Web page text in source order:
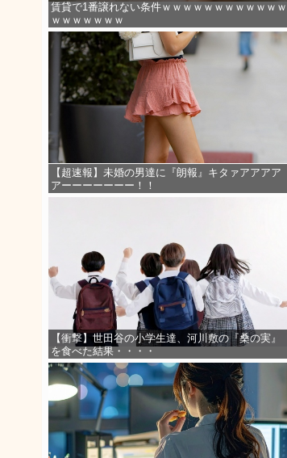
賃貸で1番譲れない条件ｗｗｗｗｗｗｗｗｗｗｗｗ
ｗｗｗｗｗｗｗ
【超速報】未婚の男達に『朗報』キタァアアアア
アーーーーーーー！！
【衝撃】世田谷の小学生達、河川敷の『桑の実』
を食べた結果・・・・